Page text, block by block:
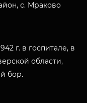
с. Мраково
г. в госпитале, в
области,
бор.